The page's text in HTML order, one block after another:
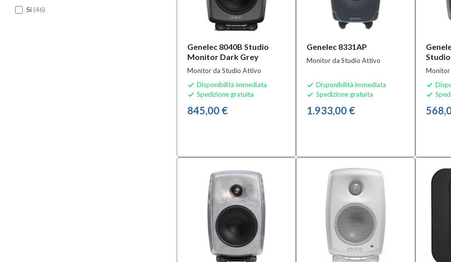
Si(46)
Genelec 8040B Studio
Monitor Dark Grey
Monitor da Studio Attivo
 Disponibilità immediata
 Spedizione gratuita
845,00 €
Genelec 8331AP
Monitor da Studio Attivo
 Disponibilità immediata
 Spedizione gratuita
1.933,00 €
Monitor

